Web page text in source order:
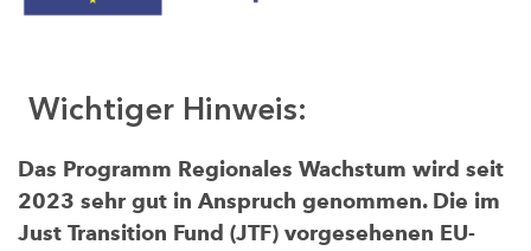
Wichtiger Hinweis:
Das Programm Regionales Wachstum wird seit
2023 sehr gut in Anspruch genommen. Die im
Just Transition Fund (JTF) vorgesehenen EU-